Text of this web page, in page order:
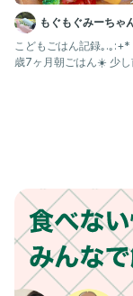
もぐもぐみーち
幼児食記録
こどもごはん記録｡.｡:+* 3歳7ヵ月&1
歳7ヶ月朝ごはん☀️ 少し前の朝ごは